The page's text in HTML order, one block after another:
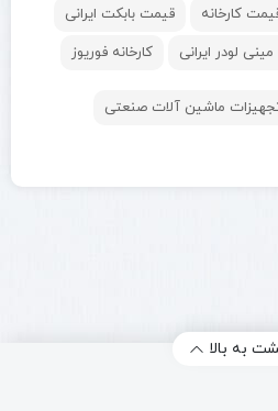
کارخانه
قیمت بابکت ایرانی
لودر ایرانی کارخانه فوریوز
ماشین آلات صنعتی
به بالا